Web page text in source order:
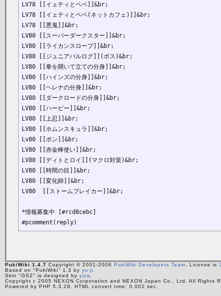
LV78 [[イェティとペペ]]&br;
LV78 [[イェティとペペ(ネットカフェ)]]&br;
LV78 [[悪鬼]]&br;
LV80 [[スーパーダークスター]]&br;
LV80 [[ライカンスロープ]]&br;
LV80 [[ジュニアバルログ]](ボス)&br;
LV80 [[拳を開いて立ての分身]]&br;
LV80 [[ハインズの分身]]&br;
LV80 [[ヘレナの分身]]&br;
LV80 [[ダークロードの分身]]&br;
LV80 [[ハーピー]]&br;
LV80 [[上忍]]&br;
LV80 [[ホムンスキュラ]]&br;
Lv80 [[ポン]]&br;
LV80 [[赤金棒使い]]&br;
LV80 [[ディトとロイ]](マクロ対策)&br;
LV80 [[時間の目]]&br;
LV80 [[変化師]]&br;
LV80  [[ストームブレイカー]]&br;
*情報募集中 [#rcd8cebc]
PukiWiki 1.4.7 Copyright © 2001-2006 PukiWiki Developers Team . License is
Based on "PukiWiki" 1.3 by yu-ji
Skin "GS2" is designed by yiza
Copyright c 2005 NEXON Corporation and NEXON Japan Co., Ltd. All Rights
Powered by PHP 5.3.29. HTML convert time: 0.002 sec.